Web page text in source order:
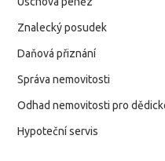
Znalecký posudek
Daňová přiznání
Správa nemovitosti
Odhad nemovitosti pro
Hypoteční servis